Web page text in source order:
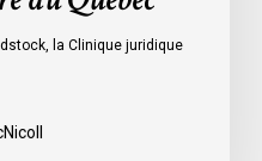
la Clinique juridique